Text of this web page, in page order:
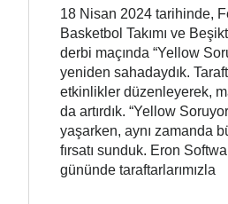
18 Nisan 2024 tarihinde,
Basketbol Takımı ve
derbi maçında “Yellow
yeniden sahadaydık.
etkinlikler düzenleyerek,
da artırdık. “Yellow
yaşarken, aynı zamanda
fırsatı sunduk. Eron
gününde taraftarlarımızla